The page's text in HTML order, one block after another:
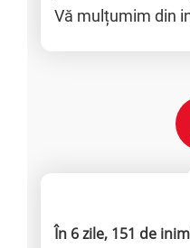
Vă mulțumim din
În 6 zile, 151 de